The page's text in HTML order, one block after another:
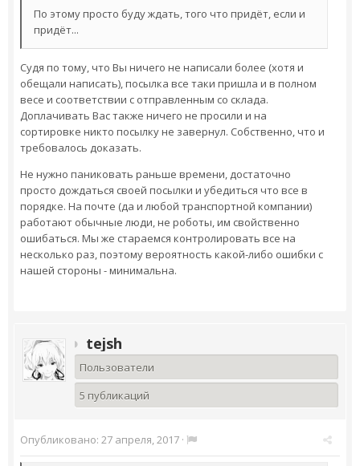
По этому просто буду ждать, того что придёт, если и
придёт...
Судя по тому, что Вы ничего не написали более (хотя и
обещали написать), посылка все таки пришла и в полном
весе и соответствии с отправленным со склада.
Доплачивать Вас также ничего не просили и на
сортировке никто посылку не завернул. Собственно, что и
требовалось доказать.
Не нужно паниковать раньше времени, достаточно
просто дождаться своей посылки и убедиться что все в
порядке. На почте (да и любой транспортной компании)
работают обычные люди, не роботы, им свойственно
ошибаться. Мы же стараемся контролировать все на
несколько раз, поэтому вероятность какой-либо ошибки с
нашей стороны - минимальна.
tejsh
Пользователи
5 публикаций
Опубликовано: 27 апреля, 2017 ·